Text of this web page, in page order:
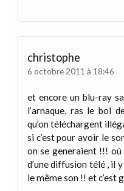
christophe
6 octobre 2011 à 18:46
et encore un blu-ray
l’arnaque, ras le bol
qu’on téléchargent
si c’est pour avoir le
on se generaient !!!
d’une diffusion télé , il
le même son !! et c’est